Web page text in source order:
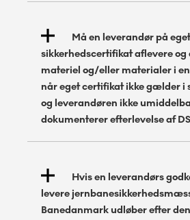
rullende materiel udenfor
sporspærringer, hvor
foregår på
sikkerhedscertifikat.
udenfor sporspærring
Må en leverandør på eget
sikkerhedscertifikat aflevere og
materiel og/eller materialer i
når eget certifikat ikke gælder
og leverandøren ikke
dokumenterer efterlevelse af
Hvis en leverandørs
levere
Banedanmark udløber efter